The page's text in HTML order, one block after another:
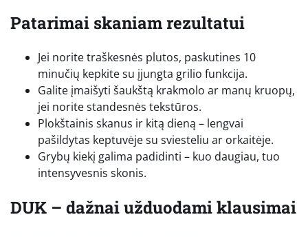
Patarimai skaniam rezultatui
Jei norite traškesnės plutos, paskutines 10
minučių kepkite su įjungta grilio funkcija.
Galite įmaišyti šaukštą krakmolo ar manų kruopų,
jei norite standesnės tekstūros.
Plokštainis skanus ir kitą dieną – lengvai
pašildytas keptuvėje su sviesteliu ar orkaitėje.
Grybų kiekį galima padidinti – kuo daugiau, tuo
intensyvesnis skonis.
DUK – dažnai užduodami klausimai